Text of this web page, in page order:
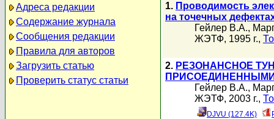
Адреса редакции
Содержание журнала
Сообщения редакции
Правила для авторов
Загрузить статью
Проверить статус статьи
1. Проводимость
на точечных
Гейлер В.А.,
ЖЭТФ, 1995 г.,
2. РЕЗОНАНСНОЕ
Гейлер В.А.,
ЖЭТФ, 2003 г.,
DJVU (127.4K)